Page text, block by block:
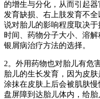
的增生与分化，从而引起
发育缺损、右上肢发育不
说对胎儿的影响程度取决
时间、药物分子大小、溶
银屑病治疗方法的选择。
2。外用药物也对胎儿有危
胎儿的生长发育，因为皮
涂抹在皮肤上后会被肌肤
盘屏障到达胎儿体内，给